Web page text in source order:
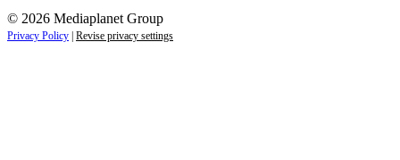
© 2026 Mediaplanet Group
Privacy Policy | Revise privacy settings